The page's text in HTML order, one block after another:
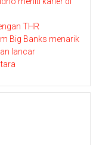
THR
Big Banks menarik
lancar